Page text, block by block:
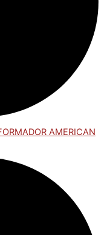
AMERICAN